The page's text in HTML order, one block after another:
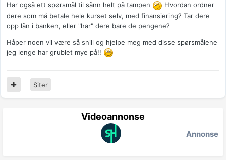
Har også ett spørsmål til sånn helt på tampen
Hvordan ordner
dere som må betale hele kurset selv, med finansiering? Tar dere
opp lån i banken, eller "har" dere bare de pengene?
Håper noen vil være så snill og hjelpe meg med disse spørsmålene
jeg lenge har grublet mye på!!
Siter
Videoannonse
Annonse